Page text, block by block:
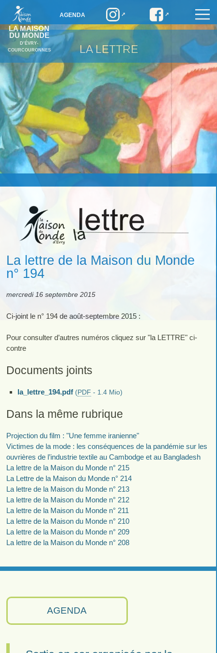
LA MAISON
DU MONDE
D’ÉVRY-
COURCOURONNES
AGENDA
LA LETTRE
AGENDA
La lettre de la Maison du Monde
n° 194
mercredi 16 septembre 2015
Ci-joint le n° 194 de août-septembre 2015 :
Pour consulter d’autres numéros cliquez sur "la LETTRE" ci-
contre
Documents joints
la_lettre_194.pdf (PDF - 1.4 Mio)
Dans la même rubrique
Projection du film : "Une femme iranienne"
Victimes de la mode : les conséquences de la pandémie sur les
ouvrières de l’industrie textile au Cambodge et au Bangladesh
La lettre de la Maison du Monde n° 215
La Lettre de la Maison du Monde n° 214
La lettre de la Maison du Monde n° 213
La lettre de la Maison du Monde n° 212
La lettre de la Maison du Monde n° 211
La lettre de la Maison du Monde n° 210
La lettre de la Maison du Monde n° 209
La lettre de la Maison du Monde n° 208